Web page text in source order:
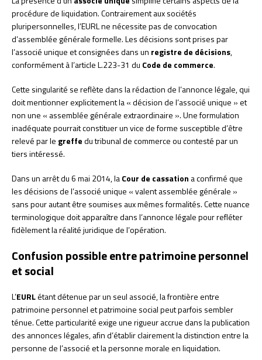
procédure de liquidation. Contrairement aux sociétés
pluripersonnelles, l’EURL ne nécessite pas de convocation
d’assemblée générale formelle. Les décisions sont prises par
l’associé unique et consignées dans un registre de décisions,
conformément à l’article L.223-31 du Code de commerce.
Cette singularité se reflète dans la rédaction de l’annonce légale, qui
doit mentionner explicitement la « décision de l’associé unique » et
non une « assemblée générale extraordinaire ». Une formulation
inadéquate pourrait constituer un vice de forme susceptible d’être
relevé par le greffedu tribunal de commerce ou contesté par un
tiers intéressé.
Dans un arrêt du 6 mai 2014, laCour de cassation a confirmé que
les décisions de l’associé unique « valent assemblée générale »
sans pour autant être soumises aux mêmes formalités. Cette nuance
terminologique doit apparaître dans l’annonce légale pour refléter
fidèlement la réalité juridique de l’opération.
Confusion possible entre patrimoine personnel
et social
L’EURLétant détenue par un seul associé, la frontière entre
patrimoine personnel et patrimoine social peut parfois sembler
ténue. Cette particularité exige une rigueur accrue dans la publication
des annonces légales, afin d’établir clairement la distinction entre la
personne de l’associé et la personne morale en liquidation.